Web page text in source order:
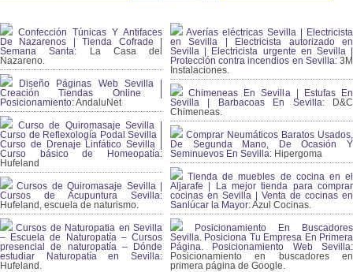
Confección Túnicas Y Antifaces
De Nazarenos | Tienda Cofrade |
Semana Santa: La Casa del
Nazareno.
Diseño Páginas Web Sevilla |
Creación Tiendas Online |
Posicionamiento:AndaluNet
Curso de Quiromasaje Sevilla |
Curso de Reflexología Podal Sevilla |
Curso de Drenaje Linfático Sevilla |
Curso básico de Homeopatía:
Hufeland
Cursos de Quiromasaje Sevilla |
Cursos de Acupuntura Sevilla:
Hufeland, escuela de naturismo.
Cursos de Naturopatia en Sevilla
– Escuela de Naturopatía – Cursos
presencial de naturopatía – Dónde
estudiar Naturopatía en Sevilla:
Hufeland.
Averías eléctricas Sevilla | Electricista
en Sevilla | Electricista autorizado en
Sevilla | Electricista urgente en Sevilla |
Protección contra incendios en Sevilla:3M
Instalaciones.
Chimeneas En Sevilla | Estufas En
Sevilla | Barbacoas En Sevilla:D&C
Chimeneas.
Comprar Neumáticos Baratos Usados,
De Segunda Mano, De Ocasión Y
Seminuevos En Sevilla: Hipergoma
Tienda de muebles de cocina en el
Aljarafe | La mejor tienda para comprar
cocinas en Sevilla | Venta de cocinas en
Sanlúcar la Mayor:Azul Cocinas.
Posicionamiento En Buscadores
Sevilla. Posiciona Tu Empresa En Primera
Página. Posicionamiento Web Sevilla:
Posicionamiento en buscadores en
primera página de Google.